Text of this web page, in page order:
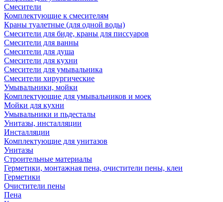
Смесители
Комплектующие к смесителям
Краны туалетные (для одной воды)
Смесители для биде, краны для писсуаров
Смесители для ванны
Смесители для душа
Смесители для кухни
Смесители для умывальника
Смесители хирургические
Умывальники, мойки
Комплектующие для умывальников и моек
Мойки для кухни
Умывальники и пьдесталы
Унитазы, инсталляции
Инсталляции
Комплектующие для унитазов
Унитазы
Строительные материалы
Герметики, монтажная пена, очистители пены, клеи
Герметики
Очистители пены
Пена